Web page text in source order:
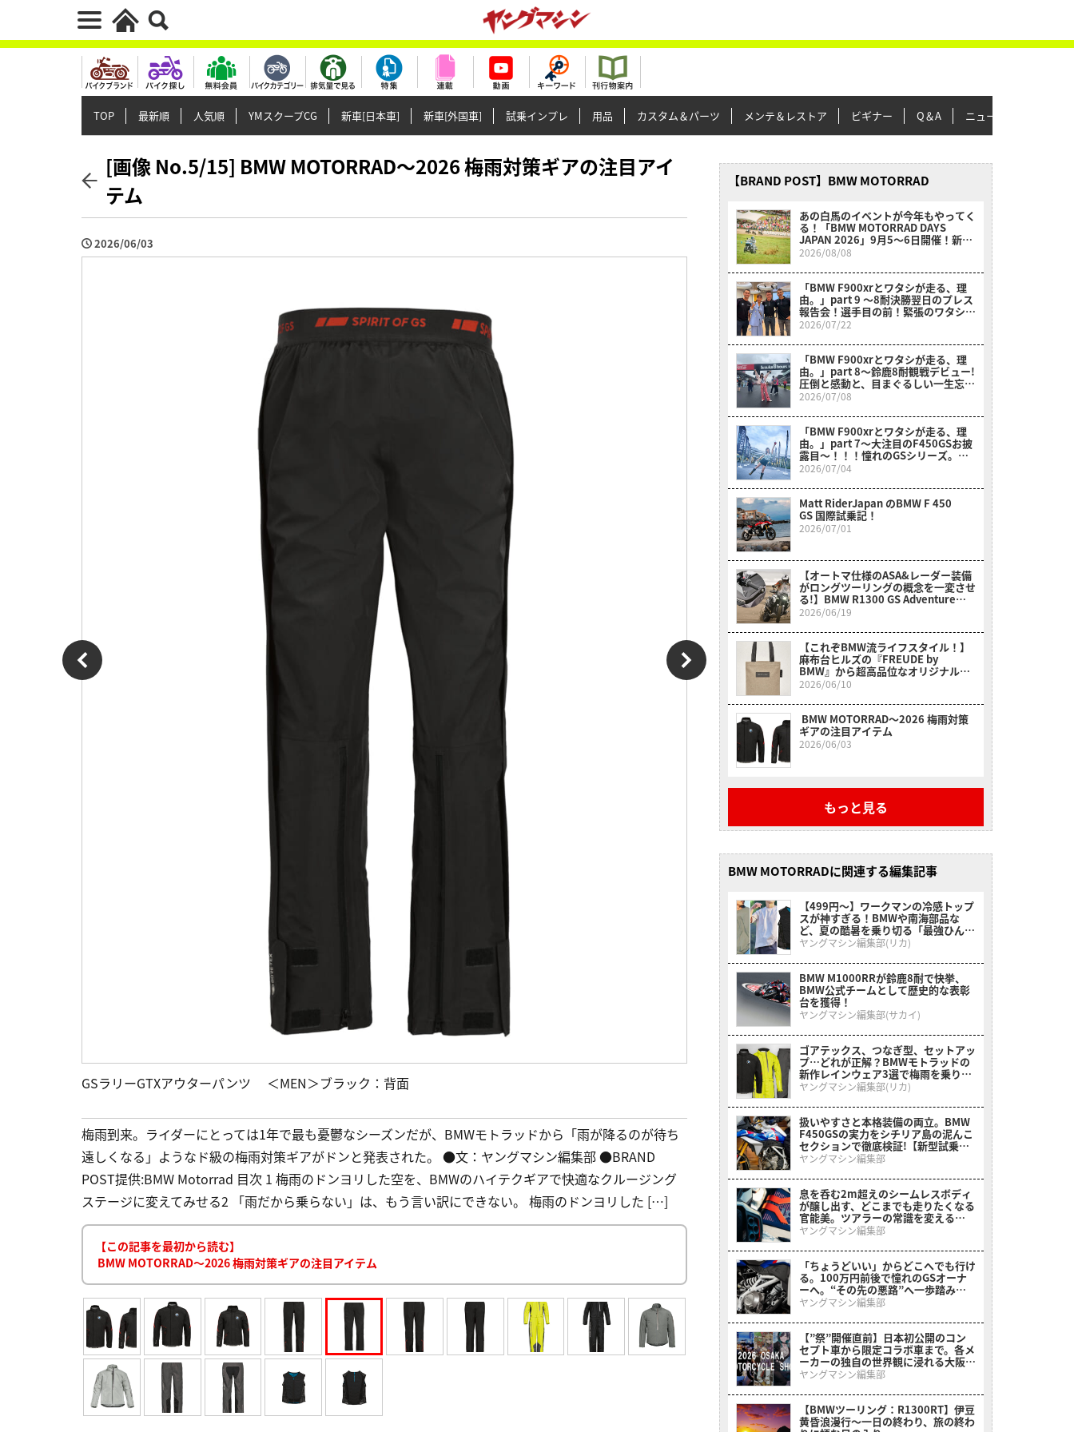
TOP 最新順 人気順 YMスクープCG 新車[日本車] 新車[外国車] 試乗インプレ 用品 カスタム＆パーツ メンテ＆レストア ビギナー Q＆A ニュース＆トピックス
[画像 No.5/15] BMW MOTORRAD〜2026 梅雨対策ギアの注目アイ
テム
2026/06/03
GSラリーGTXアウターパンツ ＜MEN＞ブラック：背面
梅雨到来。ライダーにとっては1年で最も憂鬱なシーズンだが、BMWモトラッドから「雨が降るのが待ち
遠しくなる」ようなド級の梅雨対策ギアがドンと発表された。 ●文：ヤングマシン編集部 ●BRAND
POST提供:BMW Motorrad 目次 1 梅雨のドンヨリした空を、BMWのハイテクギアで快適なクルージング
ステージに変えてみせる2 「雨だから乗らない」は、もう言い訳にできない。 梅雨のドンヨリした […]
【この記事を最初から読む】
BMW MOTORRAD〜2026 梅雨対策ギアの注目アイテム
【BRAND POST】BMW MOTORRAD
あの白馬のイベントが今年もやってく
る！「BMW MOTORRAD DAYS
JAPAN 2026」9月5〜6日開催！新型
F450GSの解体ショーに最大28度ヒル
クライムも必見！
2026/08/08
「BMW F900xrとワタシが走る、理
由。」part 9 〜8耐決勝翌日のプレス
報告会！選手目の前！緊張のワタシ！
不思議！〜
2026/07/22
「BMW F900xrとワタシが走る、理
由。」part 8〜鈴鹿8耐観戦デビュー!
圧倒と感動と、目まぐるしい一生忘れ
られない1日〜
2026/07/08
「BMW F900xrとワタシが走る、理
由。」part 7～大注目のF450GSお披
露目～！！！憧れのGSシリーズ。女
性、小柄さん、リターンライダーさん
も〇〇のおかげでスイスイ乗れそう
だ？！～
2026/07/04
Matt RiderJapan のBMW F 450
GS 国際試乗記！
2026/07/01
【オートマ仕様のASA&レーダー装備
がロングツーリングの概念を一変させ
る!】BMW R1300 GS Adventure
Touring ASA試乗レポート
2026/06/19
【これぞBMW流ライフスタイル！】
麻布台ヒルズの『FREUDE by
BMW』から超高品位なオリジナルア
イテムが新登場！
2026/06/10
BMW MOTORRAD〜2026 梅雨対策
ギアの注目アイテム
2026/06/03
もっと見る
BMW MOTORRADに関連する編集記事
【499円〜】ワークマンの冷感トップ
スが神すぎる！BMWや南海部品な
ど、夏の酷暑を乗り切る「最強ひんや
りインナー」特集
ヤングマシン編集部(リカ)
BMW M1000RRが鈴鹿8耐で快挙、
BMW公式チームとして歴史的な表彰
台を獲得！
ヤングマシン編集部(サカイ)
ゴアテックス、つなぎ型、セットアッ
プ…どれが正解？BMWモトラッドの
新作レインウェア3選で梅雨を乗り切
る
ヤングマシン編集部(リカ)
扱いやすさと本格装備の両立。BMW
F450GSの実力をシチリア島の泥んこ
セクションで徹底検証!【新型試乗イ
ンプレ】
ヤングマシン編集部
息を呑む2m超えのシームレスボディ
が醸し出す、どこまでも走りたくなる
官能美。ツアラーの常識を変える
BMWの直6コンセプト「Vision
ヤングマシン編集部
「ちょうどいい」からどこへでも行け
る。100万円前後で憧れのGSオーナ
ーへ。“その先の悪路”へ一歩踏み出
させてくれるミドルアドベンチャーが
ヤングマシン編集部
【”祭”開催直前】日本初公開のコン
セプト車から限定コラボ車まで。各メ
ーカーの独自の世界観に浸れる大阪モ
ーターサイクルショーまとめ
ヤングマシン編集部
【BMWツーリング：R1300RT】伊豆
黄昏浪漫行〜一日の終わり、旅の終わ